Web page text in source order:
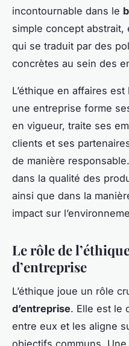
incontournable dans le
simple concept abstrait,
qui se traduit par des
concrètes au sein des
L’éthique en affaires
une entreprise forme
en vigueur, traite ses
clients et ses
de manière
dans la qualité des
ainsi que dans la
impact sur
Le rôle de
d’entreprise
L’éthique joue un rôle
d’entreprise. Elle est le
entre eux et les aligne